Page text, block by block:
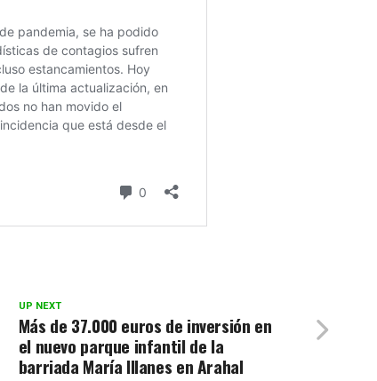
UP NEXT
Más de 37.000 euros de inversión en
el nuevo parque infantil de la
barriada María Illanes en Arahal